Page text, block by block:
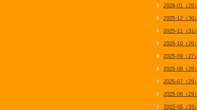
2026-01（26）
2025-12（30）
2025-11（31）
2025-10（26）
2025-09（27）
2025-08（28）
2025-07（29）
2025-06（29）
2025-05（33）